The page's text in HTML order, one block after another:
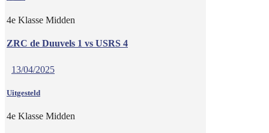
4e Klasse Midden
ZRC de Duuvels 1 vs USRS 4
13/04/2025
Uitgesteld
4e Klasse Midden